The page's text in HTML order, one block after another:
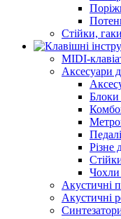
Стійки,
MIDI-
Аксесуари
Блоки
Різне
Чохли
Акустичні
Акустичні